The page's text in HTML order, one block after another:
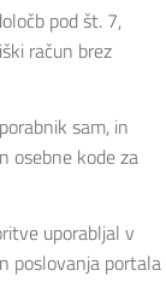
pod št. 7,
račun brez
sam, in
osebne kode za
uporabljal v
poslovanja portala